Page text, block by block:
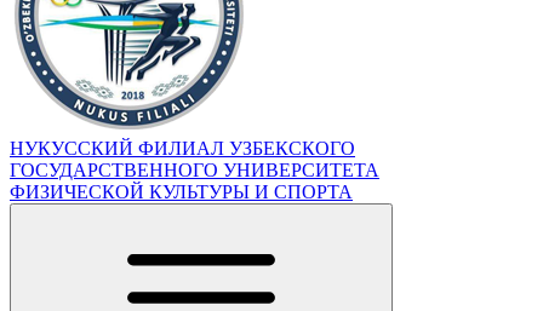
НУКУССКИЙ ФИЛИАЛ УЗБЕКСКОГО
ГОСУДАРСТВЕННОГО УНИВЕРСИТЕТА
ФИЗИЧЕСКОЙ КУЛЬТУРЫ И СПОРТА